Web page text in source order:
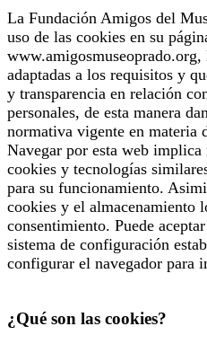
La Fundación Amigos del
uso de las cookies en su
adaptadas a los requisitos y
y transparencia en relación
personales, de esta manera
normativa vigente en materia
Navegar por esta web
cookies y tecnologías
para su funcionamiento.
cookies y el almacenamiento
consentimiento. Puede
sistema de configuración
configurar el navegador para
¿Qué son las cookies?